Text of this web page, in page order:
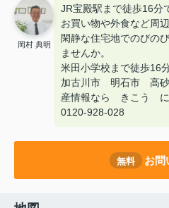
岡村 典明
JR宝殿駅まで徒歩16分
お買い物や外食など周
閑静な住宅地でのびの
ませんか。
米田小学校まで徒歩16
加古川市 明石市 高
産情報なら きこう に
0120-928-028
無料 お問